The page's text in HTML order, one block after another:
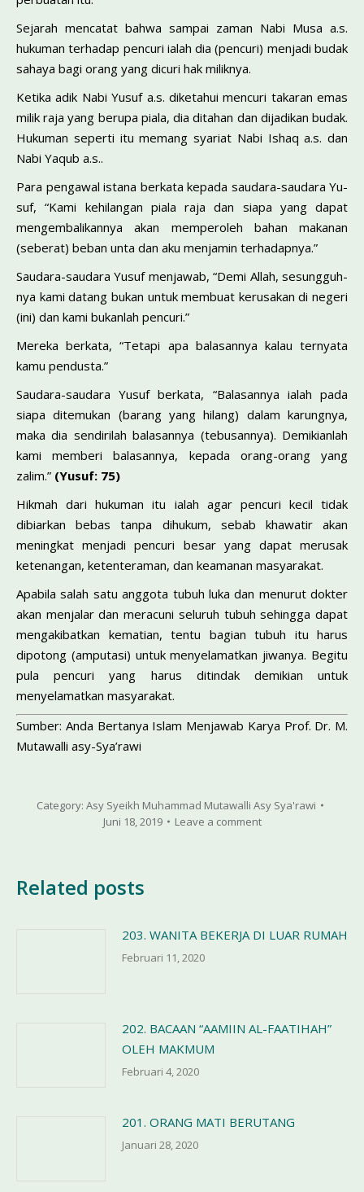
Sejarah mencatat bahwa sampai zaman Nabi Musa a.s.
hukuman terhadap pencuri ialah dia (pencuri) menjadi budak
sahaya bagi orang yang dicuri hak miliknya.
Ketika adik Nabi Yusuf a.s. diketahui mencuri takaran emas
milik raja yang berupa piala, dia ditahan dan dijadikan budak.
Hukuman seperti itu memang syariat Nabi Ishaq a.s. dan
Nabi Yaqub a.s..
Para pengawal istana berkata kepada saudara-saudara Yu­
suf, “Kami kehilangan piala raja dan siapa yang dapat
mengem­balikannya akan memperoleh bahan makanan
(seberat) beban unta dan aku menjamin terhadapnya.”
Saudara-saudara Yusuf menjawab, “Demi Allah, sesungguh­
nya kami datang bukan untuk membuat kerusakan di negeri
(ini) dan kami bukanlah pencuri.”
Mereka berkata, “Tetapi apa balasannya kalau ternyata
kamu pendusta.”
Saudara-saudara Yusuf berkata, “Balasannya ialah pada
siapa ditemukan (barang yang hilang) dalam karungnya,
maka dia sendirilah balasannya (tebusannya). Demikianlah
kami memberi balasannya, kepada orang-orang yang
zalim.” (Yusuf: 75)
Hikmah dari hukuman itu ialah agar pencuri kecil tidak
dibiarkan bebas tanpa dihukum, sebab khawatir akan
mening­kat menjadi pencuri besar yang dapat merusak
ketenangan, ke­tenteraman, dan keamanan masyarakat.
Apabila salah satu anggota tubuh luka dan menurut dokter
akan menjalar dan meracuni seluruh tubuh sehingga dapat
mengakibatkan kematian, tentu bagian tubuh itu harus
dipo­tong (amputasi) untuk menyelamatkan jiwanya. Begitu
pula pencuri yang harus ditindak demikian untuk
menyelamatkan masyarakat.
Sumber: Anda Bertanya Islam Menjawab Karya Prof. Dr. M.
Mutawalli asy-Sya’rawi
Category: Asy Syeikh Muhammad Mutawalli Asy Sya'rawi
Juni 18, 2019
Leave a comment
Related posts
203. WANITA BEKERJA DI LUAR RUMAH
Februari 11, 2020
202. BACAAN “AAMIIN AL-FAATIHAH”
OLEH MAKMUM
Februari 4, 2020
201. ORANG MATI BERUTANG
Januari 28, 2020